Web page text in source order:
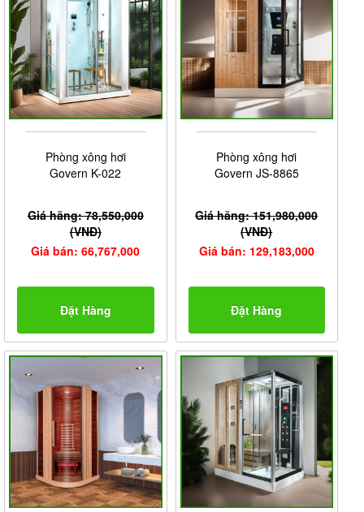
Phòng xông hơi
Govern K-022
Giá hãng: 78,550,000
(VNĐ)
Giá bán: 66,767,000
Đặt Hàng
Phòng xông hơi
Govern JS-8865
Giá hãng: 151,980,000
(VNĐ)
Giá bán: 129,183,000
Đặt Hàng